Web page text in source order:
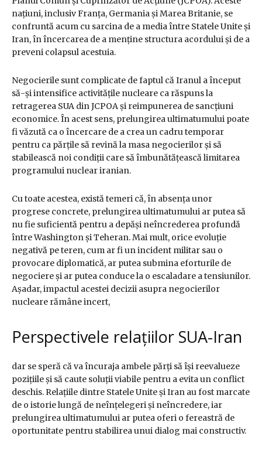
națiuni, inclusiv Franța, Germania și Marea Britanie, se
confruntă acum cu sarcina de a media între Statele Unite și
Iran, în încercarea de a menține structura acordului și de a
preveni colapsul acestuia.
Negocierile sunt complicate de faptul că Iranul a început
să-și intensifice activitățile nucleare ca răspuns la
retragerea SUA din JCPOA și reimpunerea de sancțiuni
economice. În acest sens, prelungirea ultimatumului poate
fi văzută ca o încercare de a crea un cadru temporar
pentru ca părțile să revină la masa negocierilor și să
stabilească noi condiții care să îmbunătățească limitarea
programului nuclear iranian.
Cu toate acestea, există temeri că, în absența unor
progrese concrete, prelungirea ultimatumului ar putea să
nu fie suficientă pentru a depăși neîncrederea profundă
între Washington și Teheran. Mai mult, orice evoluție
negativă pe teren, cum ar fi un incident militar sau o
provocare diplomatică, ar putea submina eforturile de
negociere și ar putea conduce la o escaladare a tensiunilor.
Așadar, impactul acestei decizii asupra negocierilor
nucleare rămâne incert,
Perspectivele relațiilor SUA-Iran
dar se speră că va încuraja ambele părți să își reevalueze
pozițiile și să caute soluții viabile pentru a evita un conflict
deschis. Relațiile dintre Statele Unite și Iran au fost marcate
de o istorie lungă de neînțelegeri și neîncredere, iar
prelungirea ultimatumului ar putea oferi o fereastră de
oportunitate pentru stabilirea unui dialog mai constructiv.